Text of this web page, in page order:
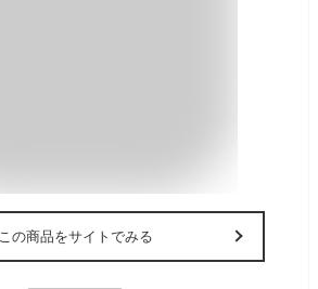
この商品をサイトでみる